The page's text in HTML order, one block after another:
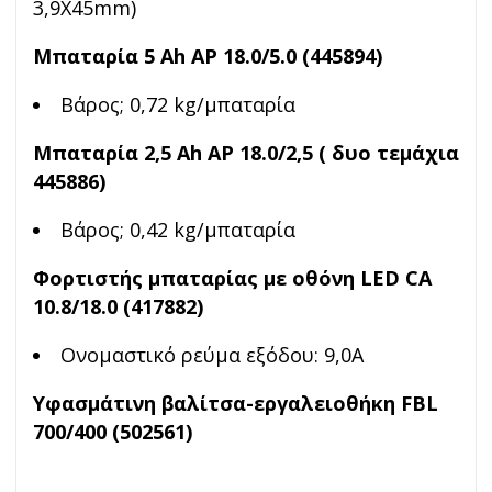
3,9Χ45mm)
Μπαταρία 5 Ah AP 18.0/5.0 (445894)
Βάρος; 0,72 kg/μπαταρία
Μπαταρία 2,5 Ah AP 18.0/2,5 ( δυο τεμάχια
445886)
Βάρος; 0,42 kg/μπαταρία
Φορτιστής μπαταρίας με οθόνη LED CA
10.8/18.0 (417882)
Ονομαστικό ρεύμα εξόδου: 9,0A
Υφασμάτινη βαλίτσα-εργαλειοθήκη FBL
700/400 (502561)